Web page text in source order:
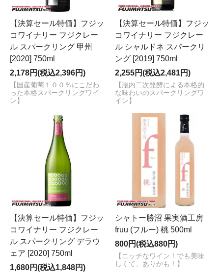
【決算セール特価】フジッ
コワイナリー フジクレー
ル スパークリング 甲州
[2020] 750ml
2,178円(税込2,396円)
【国産葡萄１００％にこだわ
った本格スパークリングワイ
ン】
【決算セール特価】フジッ
コワイナリー フジクレー
ル シャルドネ スパークリ
ング [2019] 750ml
2,255円(税込2,481円)
【瓶内二次発酵による本格的
な味わいのスパークリングワ
イン】
【決算セール特価】フジッ
コワイナリー フジクレー
ル スパークリング デラウ
ェア [2020] 750ml
1,680円(税込1,848円)
シャトー勝沼 果実酒工房
fruu (フルー) 桃 500ml
800円(税込880円)
【ニッチなワイン！でも美味
しくて、ありかも！】